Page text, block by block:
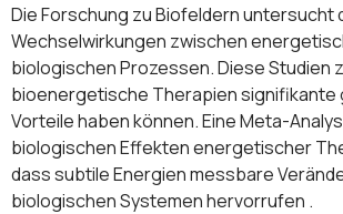
Die Forschung zu Biofeldern untersucht
Wechselwirkungen zwischen
biologischen Prozessen. Diese Studien
bioenergetische Therapien signifikante
Vorteile haben können. Eine Meta-
biologischen Effekten energetischer
dass subtile Energien messbare
biologischen Systemen hervorrufen .